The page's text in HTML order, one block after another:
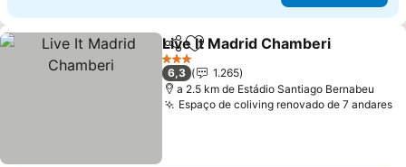
PartilharAdicionar aos favoritos
Live It Madrid Chamberi
3 Estrelas
6,3
1.265
a 2.5 km de Estádio Santiago Bernabeu
Espaço de coliving renovado de 7 andares